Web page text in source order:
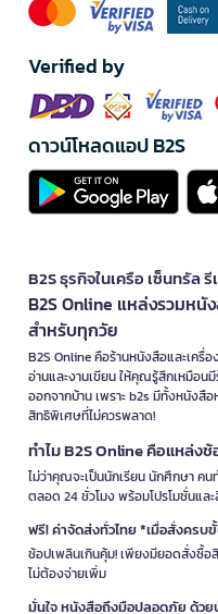
Verified by
ดาวน์โหลดแอป B2S
B2S ธุรกิจในเครือ เซ็นทรัล
B2S Online แหล่งรวมหนั
สำหรับทุกวัย
B2S Online คือร้านหนังสือและเครื่
อ่านและงานเขียน ให้คุณรู้สึกเหมือน
ออกจากบ้าน เพราะ b2s มีทั้งหนังสื
สิทธิพิเศษที่ไม่ควรพลาด!
ทำไม B2S Online คือแหล่
ไม่ว่าคุณจะเป็นนักเรียน นักศึกษา ค
ตลอด 24 ชั่วโมง พร้อมโปรโมชั่นแล
ฟรี! ค่าจัดส่งทั่วไทย *เมื่อสั่งคร
ช้อปเพลินเกินคุ้ม! เพียงมียอดสั่งซื้
ไม่ต้องจ่ายเพิ่ม
มั่นใจ หนังสือถึงมือปลอดภัย ด้วย